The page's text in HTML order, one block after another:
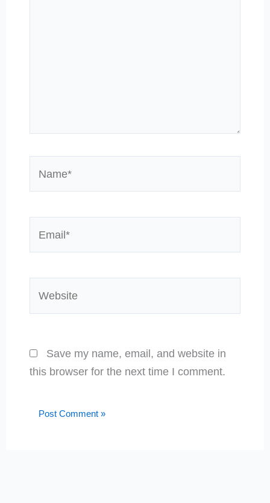
Save my name, email, and website in
this browser for the next time I comment.